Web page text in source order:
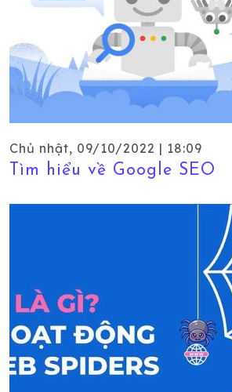
Chủ nhật, 09/10/2022 | 18:09
Tìm hiểu về Google SEO